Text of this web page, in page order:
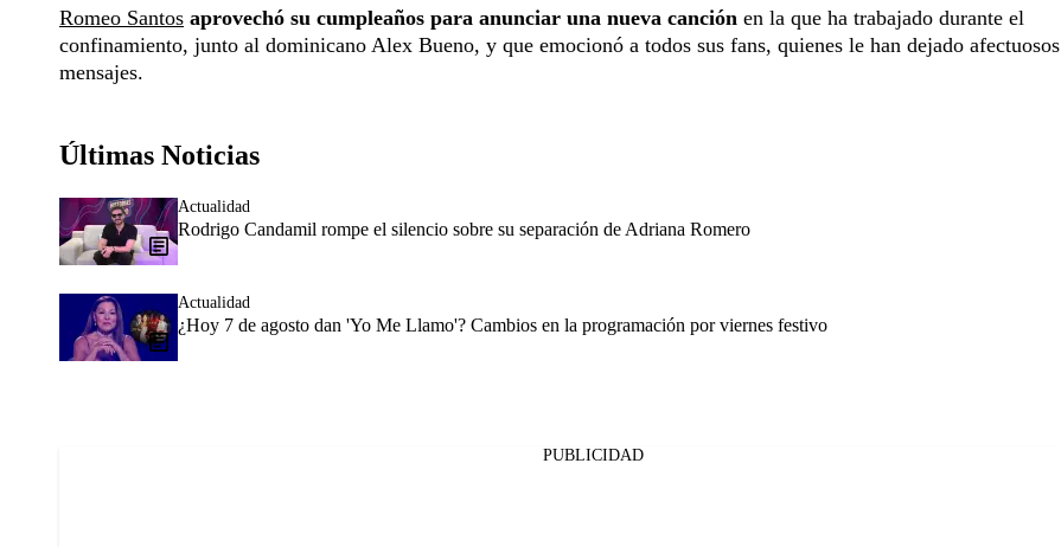
Romeo Santos aprovechó su cumpleaños para anunciar una nueva canción en la que ha trabajado durante el
confinamiento, junto al dominicano Alex Bueno, y que emocionó a todos sus fans, quienes le han dejado afectuosos
mensajes.
Últimas Noticias
Actualidad
Rodrigo Candamil rompe el silencio sobre su separación de Adriana Romero
Actualidad
¿Hoy 7 de agosto dan 'Yo Me Llamo'? Cambios en la programación por viernes festivo
PUBLICIDAD